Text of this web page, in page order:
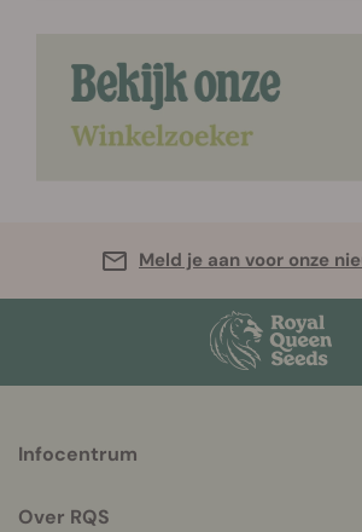
Meld je aan voor onze
helpful
Infocentrum
Over RQS